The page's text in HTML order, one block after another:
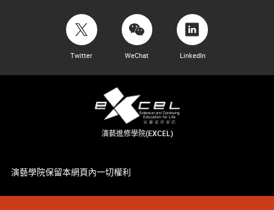
Twitter WeChat LinkedIn
演藝進修學院(EXCEL)
演藝學院保留本網頁內一切權利